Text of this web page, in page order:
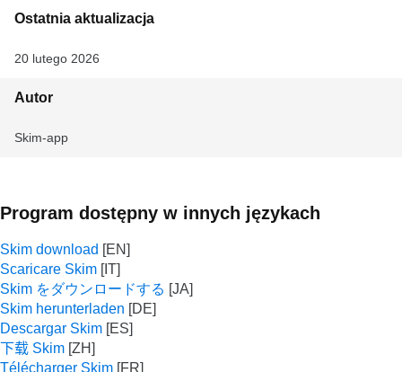
Ostatnia aktualizacja
20 lutego 2026
Autor
Skim-app
Program dostępny w innych językach
Skim download
Scaricare Skim
Skim をダウンロードする
Skim herunterladen
Descargar Skim
下载 Skim
Télécharger Skim